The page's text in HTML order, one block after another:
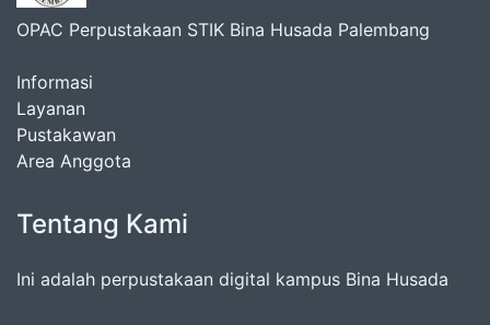
OPAC Perpustakaan STIK Bina Husada Palembang
Informasi
Layanan
Pustakawan
Area Anggota
Tentang Kami
Ini adalah perpustakaan digital kampus Bina Husada